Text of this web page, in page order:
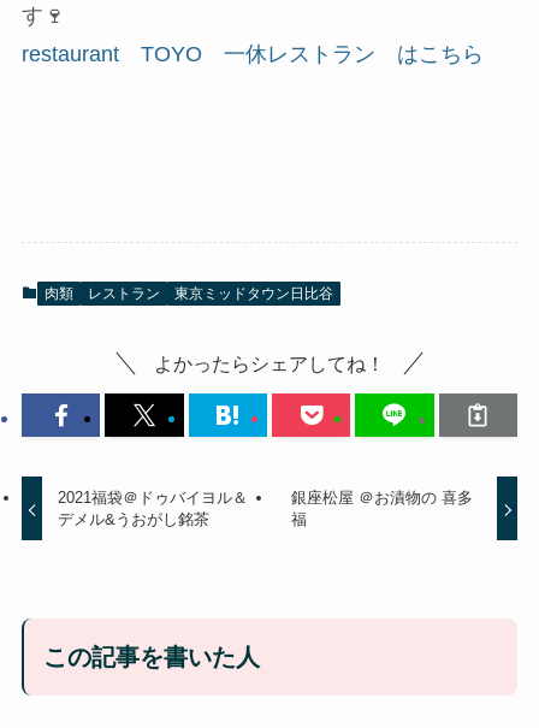
す🍷
restaurant TOYO 一休レストラン はこちら
肉類 レストラン 東京ミッドタウン日比谷
よかったらシェアしてね！
2021福袋＠ドゥバイヨル＆
デメル&うおがし銘茶
銀座松屋 ＠お漬物の 喜多
福
この記事を書いた人